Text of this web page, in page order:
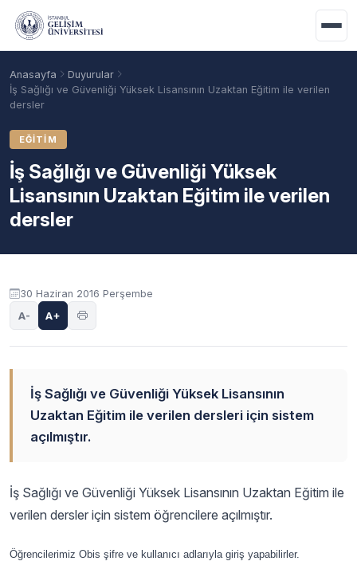
Ana içeriğe geç
Anasayfa
Duyurular
İş Sağlığı ve Güvenliği Yüksek Lisansının Uzaktan Eğitim ile verilen
dersler
EĞITIM
İş Sağlığı ve Güvenliği Yüksek
Lisansının Uzaktan Eğitim ile verilen
dersler
Duyuru içeriği
30 Haziran 2016 Perşembe
A- A+
İş Sağlığı ve Güvenliği Yüksek Lisansının
Uzaktan Eğitim ile verilen dersleri için sistem
açılmıştır.
İş Sağlığı ve Güvenliği Yüksek Lisansının Uzaktan Eğitim ile
verilen dersler için sistem öğrencilere açılmıştır.
Öğrencilerimiz Obis şifre ve kullanıcı adlarıyla giriş yapabilirler.